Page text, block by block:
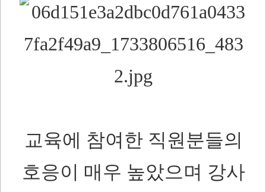
교육에 참여한 직원분들의
호응이 매우 높았으며 강사